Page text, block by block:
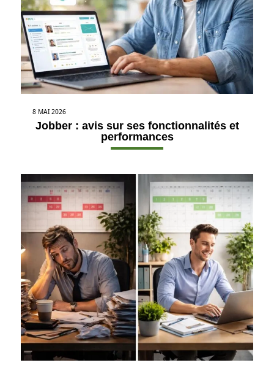
8 MAI 2026
Jobber : avis sur ses fonctionnalités et
performances